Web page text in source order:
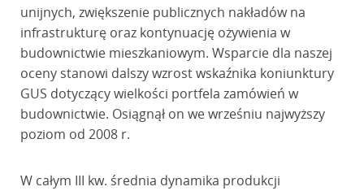
unijnych, zwiększenie publicznych nakładów na
infrastrukturę oraz kontynuację ożywienia w
budownictwie mieszkaniowym. Wsparcie dla naszej
oceny stanowi dalszy wzrost wskaźnika koniunktury
GUS dotyczący wielkości portfela zamówień w
budownictwie. Osiągnął on we wrześniu najwyższy
poziom od 2008 r.
W całym III kw. średnia dynamika produkcji